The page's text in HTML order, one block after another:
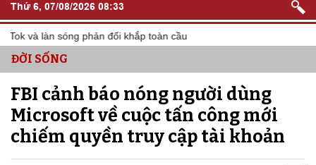
Thứ 6, 07/08/2026 08:33
và làn sóng phản đối khắp toàn cầu
ĐỜI SỐNG
FBI cảnh báo nóng người dùng
Microsoft về cuộc tấn công mới
chiếm quyền truy cập tài khoản